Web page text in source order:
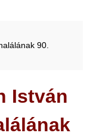
90.
István